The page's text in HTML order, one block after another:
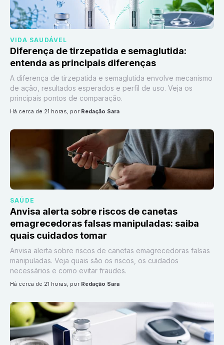
VIDA SAUDÁVEL
Diferença de tirzepatida e semaglutida:
entenda as principais diferenças
A diferença de tirzepatida e semaglutida envolve mecanismo
de ação, resultados esperados e perfil de uso. Veja os
principais pontos de comparação.
há cerca de 21 horas, por Redação Sara
SAÚDE
Anvisa alerta sobre riscos de canetas
emagrecedoras falsas manipuladas: saiba
quais cuidados tomar
Anvisa alerta sobre riscos de canetas emagrecedoras falsas
manipuladas. Veja quais são os riscos, os cuidados
necessários e como evitar fraudes.
há cerca de 21 horas, por Redação Sara